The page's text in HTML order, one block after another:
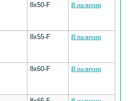
8х50-F В наличии
8х55-F В наличии
8х60-F В наличии